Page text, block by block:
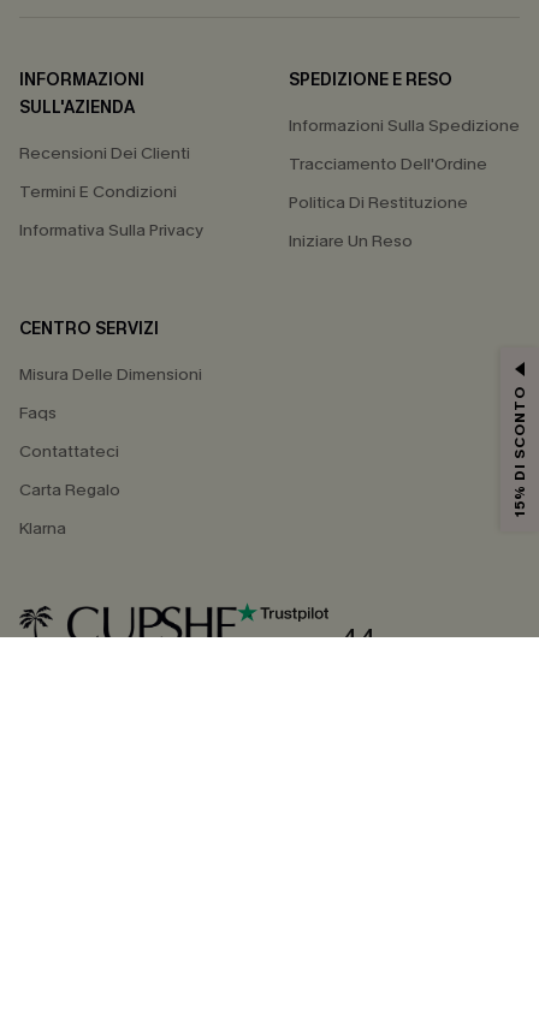
INFORMAZIONI
SULL'AZIENDA
Recensioni Dei Clienti
Termini E Condizioni
Informativa Sulla Privacy
SPEDIZIONE E RESO
Informazioni Sulla Spedizione
Tracciamento Dell'Ordine
Politica Di Restituzione
Iniziare Un Reso
CENTRO SERVIZI
Misura Delle Dimensioni
Faqs
Contattateci
Carta Regalo
Klarna
4.4
15% DI SCONTO